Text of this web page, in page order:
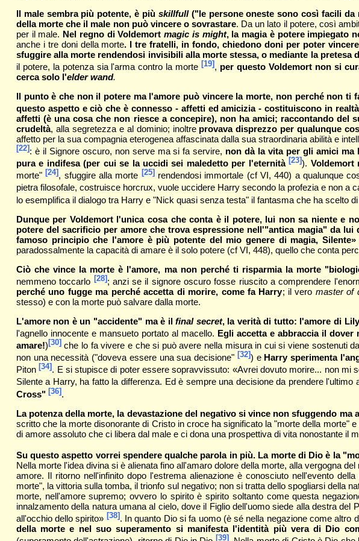
Il male sembra più potente, è più skillfull("le persone oneste sono così facili da
della morte che il male non può vincere o sovrastare. Da un lato il potere, così
per il male. Nel regno di Voldemortmagic is might, la magia è potere impiegato
anche i tre doni della morte. I tre fratelli, in fondo, chiedono doni per poter
sfuggire alla morte rendendosi invisibili alla morte stessa, o mediante la
il potere, la potenza sia l'arma contro la morte[19] , per questo Voldemort non si
cerca solo l'elder wand.
Il punto è che non il potere ma l'amore può vincere la morte, non perché non ti
questo aspetto e ciò che è connesso - affetti ed amicizia - costituiscono in
affetti (è una cosa che non riesce a concepire), non ha amici; raccontando
crudeltà, alla segretezza e al dominio; inoltre provava disprezzo per qualunque
affetto per la sua compagnia eterogenea affascinata dalla sua straordinaria abilità e
[22]: è il Signore oscuro, non serve ma si fa servire, non dà la vita per gli amici
pura e indifesa (per cui se la uccidi sei maledetto per l'eternità [23]). Voldemort
morte"[24] , sfuggire alla morte [25]rendendosi immortale (cf VI, 440) a qualunque
pietra filosofale, costruisce horcrux, vuole uccidere Harry secondo la profezia e non a
lo esemplifica il dialogo tra Harry e "Nick quasi senza testa" il fantasma che ha scelto
Dunque per Voldemort l'unica cosa che conta è il potere, lui non sa niente e
potere del sacrificio per amore che trova espressione nell'"antica magia" da lui
famoso principio che l'amore è più potente del mio genere di magia, Silente»
paradossalmente la capacità di amare è il solo potere (cf VI, 448), quello che conta
Ciò che vince la morte è l'amore, ma non perché ti risparmia la morte
nemmeno toccarlo [28]; anzi se il signore oscuro fosse riuscito a comprendere
perché uno fugge ma perché accetta di morire, come fa Harry; il vero master of
stesso) e con la morte può salvare dalla morte.
L'amore non è un "accidente" ma è ilfinal secret, la verità di tutto: l'amore di
l'agnello innocente e mansueto portato al macello. Egli accetta e abbraccia il dover
amare!) [30]che lo fa vivere e che si può avere nella misura in cui si viene sostenuti
non una necessità ("doveva essere una sua decisione" [32]) e Harry sperimenta
Piton[34] . E si stupisce di poter essere sopravvissuto: «Avrei dovuto morire... non
Silente a Harry, ha fatto la differenza. Ed è sempre una decisione da prendere l'ultimo
Cross" [36].
La potenza della morte, la devastazione del negativo si vince non sfuggendo
scritto che la morte disonorante di Cristo in croce ha significato la "morte della
di amore assoluto che ci libera dal male e ci dona una prospettiva di vita nonostante il
Su questo aspetto vorrei spendere qualche parola in più. La morte di Dio è la
Nella morte l'idea divina si è alienata fino all'amaro dolore della morte, alla vergogna
amore. Il ritorno nell'infinito dopo l'estrema alienazione è conosciuto nell'evento
morte", la vittoria sulla tomba, il trionfo sul negativo; non si tratta dello spogliarsi della
morte, nell'amore supremo; ovvero lo spirito è spirito soltanto come questa
innalzamento della natura umana al cielo, dove il Figlio dell'uomo siede alla destra
all'occhio dello spirito» [38]. In quanto Dio si fa uomo (è sé nella negazione come altro
della morte e nel suo superamento si manifesta l'identità più vera di Dio
[39]